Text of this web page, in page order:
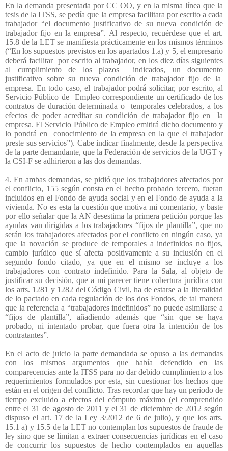
En la demanda presentada por CC OO, y en la misma línea que la
tesis de la ITSS, se pedía que la empresa facilitara por escrito a cada
trabajador “el documento justificativo de su nueva condición de
trabajador fijo en la empresa”. Al respecto, recuérdese que el art.
15.8 de la LET se manifiesta prácticamente en los mismos términos
(“En los supuestos previstos en los apartados 1.a) y 5, el empresario
deberá facilitar por escrito al trabajador, en los diez días siguientes
al cumplimiento de los plazos
indicados, un documento
justificativo sobre su nueva condición de trabajador fijo de la
empresa. En todo caso, el trabajador podrá solicitar, por escrito, al
Servicio Público de
Empleo correspondiente un certificado de los
contratos de duración determinada o
temporales celebrados, a los
efectos de poder acreditar su condición de trabajador fijo en
la
empresa. El Servicio Público de Empleo emitirá dicho documento y
lo pondrá en
conocimiento de la empresa en la que el trabajador
preste sus servicios”). Cabe indicar finalmente, desde la perspectiva
de la parte demandante, que la Federación de servicios de la UGT y
la CSI-F se adhirieron a las dos demandas.
4. En ambas demandas, se pidió que los trabajadores afectados por
el conflicto, 155 según consta en el hecho probado tercero, fueran
incluidos en el Fondo de ayuda social y en el Fondo de ayuda a la
vivienda. No es esta la cuestión que motiva mi comentario, y baste
por ello señalar que la AN desestima la primera petición porque las
ayudas van dirigidas a los trabajadores “fijos de plantilla”, que no
serán los trabajadores afectados por el conflicto en ningún caso, ya
que la novación se produce de temporales a indefinidos no fijos,
cambio jurídico que sí afecta positivamente a su inclusión en el
segundo fondo citado, ya que en el mismo se incluye a los
trabajadores con contrato indefinido. Para la Sala, al objeto de
justificar su decisión, que a mi parecer tiene cobertura jurídica con
los arts. 1281 y 1282 del Código Civil, ha de estarse a la literalidad
de lo pactado en cada regulación de los dos Fondos, de tal manera
que la referencia a “trabajadores indefinidos” no puede asimilarse a
“fijos de plantilla”, añadiendo además que “sin que se haya
probado, ni intentado probar, que fuera otra la intención de los
contratantes”.
En el acto de juicio la parte demandada se opuso a las demandas
con los mismos argumentos que había defendido en las
comparecencias ante la ITSS para no dar debido cumplimiento a los
requerimientos formulados por esta, sin cuestionar los hechos que
están en el origen del conflicto. Tras recordar que hay un período de
tiempo excluido a efectos del cómputo máximo (el comprendido
entre el 31 de agosto de 2011 y el 31 de diciembre de 2012 según
dispuso el art. 17 de la Ley 3/2012 de 6 de julio), y que los arts.
15.1 a) y 15.5 de la LET no contemplan los supuestos de fraude de
ley sino que se limitan a extraer consecuencias jurídicas en el caso
de concurrir los supuestos de hecho contemplados en aquellas